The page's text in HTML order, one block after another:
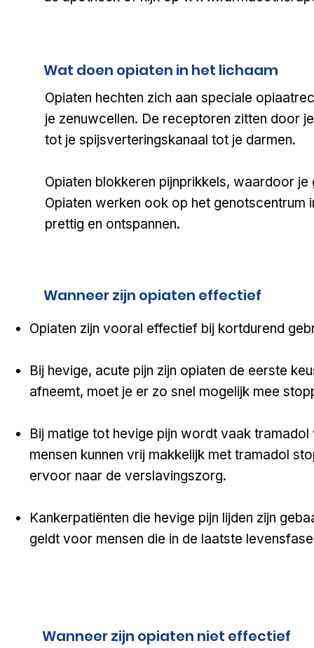
Wat doen opiaten in het lichaam
Opiaten hechten zich aan speciale
je zenuwcellen. De receptoren zitten door
tot je spijsverteringskanaal tot je darmen.
Opiaten blokkeren pijnprikkels, waardoor
Opiaten werken ook op het genotscentrum
prettig en ontspannen.
Wanneer zijn opiaten effectief
​​​​Opiaten zijn vooral effectief bij kortdurend
Bij hevige, acute pijn zijn opiaten de eerste
afneemt, moet je er zo snel mogelijk mee
Bij matige tot hevige pijn wordt vaak
mensen kunnen vrij makkelijk met tramadol
ervoor naar de verslavingszorg.
​Kankerpatiënten die hevige pijn lijden zijn
geldt voor mensen die in de laatste
Wanneer zijn opiaten niet effectief